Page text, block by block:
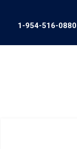
1-954-516-0880